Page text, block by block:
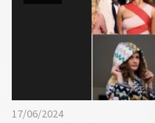
17/06/2024